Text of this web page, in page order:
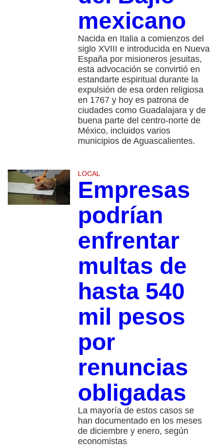
mexicano
Nacida en Italia a comienzos del
siglo XVIII e introducida en Nueva
España por misioneros jesuitas,
esta advocación se convirtió en
estandarte espiritual durante la
expulsión de esa orden religiosa
en 1767 y hoy es patrona de
ciudades como Guadalajara y de
buena parte del centro-norte de
México, incluidos varios
municipios de Aguascalientes.
LOCAL
Empresas
podrían
enfrentar
multas de
hasta 540
mil pesos
por
renuncias
obligadas
La mayoría de estos casos se
han documentado en los meses
de diciembre y enero, según
economistas